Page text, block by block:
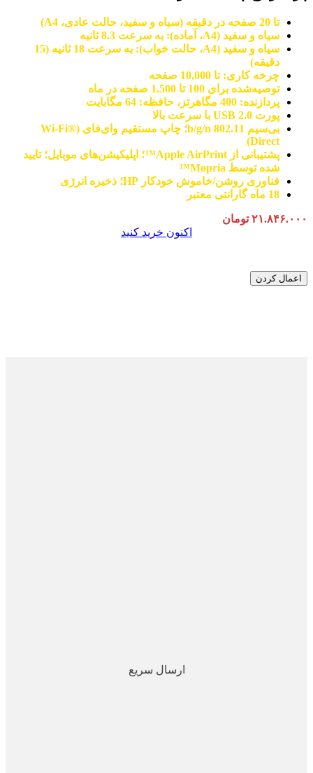
تا 20 صفحه در دقیقه (سیاه و سفید، حالت عادی، A4)
سیاه و سفید (A4، آماده): به سرعت 8.3 ثانیه
سیاه و سفید (A4، حالت خواب): به سرعت 18 ثانیه (15
دقیقه)
چرخه کاری: تا 10,000 صفحه
توصیه‌شده برای 100 تا 1,500 صفحه در ماه
پردازنده: 400 مگاهرتز، حافظه: 64 مگابایت
پورت USB 2.0 با سرعت بالا
بی‌سیم 802.11 b/g/n؛ چاپ مستقیم وای‌فای (Wi-Fi®
Direct)
پشتیبانی از Apple AirPrint™؛ اپلیکیشن‌های موبایل؛ تایید
شده توسط Mopria™
فناوری روشن/خاموش خودکار HP؛ ذخیره انرژی
18 ماه گارانتی معتبر
۲۱.۸۴۶.۰۰۰ تومان
اکنون خرید کنید
اعمال کردن
ارسال سریع